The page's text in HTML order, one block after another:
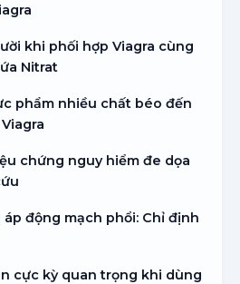
khi phối hợp Viagra cùng
Nitrat
phẩm nhiều chất béo đến
chứng nguy hiểm đe dọa
động mạch phổi: Chỉ định
cực kỳ quan trọng khi dùng